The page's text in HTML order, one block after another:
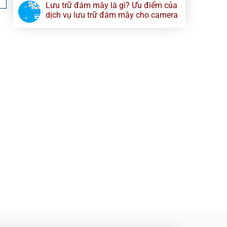
Lưu trữ đám mây là gì? Ưu điểm của
dịch vụ lưu trữ đám mây cho camera